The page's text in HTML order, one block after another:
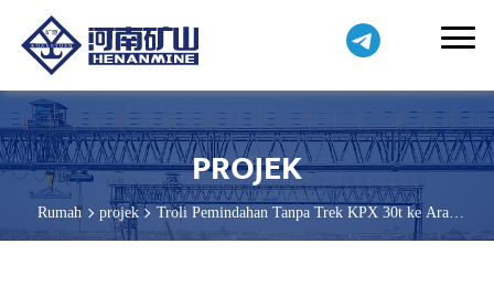
PROJEK
Rumah projek
Troli Pemindahan Tanpa Trek KPX 30t ke Arab
Saudi: Perkhidmatan Ejen di Lokasi, Pelan Boleh Disesuaikan